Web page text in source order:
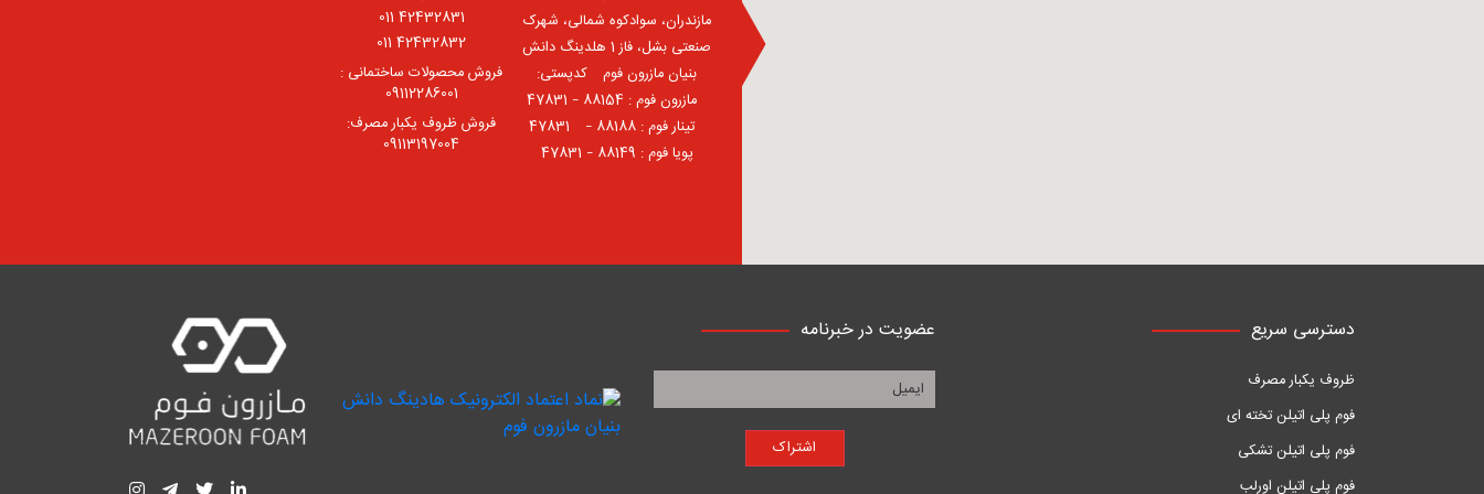
مازندران، سوادکوه شمالی، شهرک
صنعتی بشل، فاز 1 هلدینگ دانش
بنیان مازرون فوم ⠀کدپستی:
⠀مازرون فوم : 88154 – 47831
⠀تینار فوم : 88188 – 47831⠀
پویا فوم : 88149 – 47831
42432831 011
42432832 011
فروش محصولات ساختمانی :
09112286001
فروش ظروف یکبار مصرف:
09113197004
دسترسی سریع
ظروف یکبار مصرف
فوم پلی اتیلن تخته ای
فوم پلی اتیلن تشکی
فوم پلی اتیلن اورلب
عضویت در خبرنامه
اشتراک